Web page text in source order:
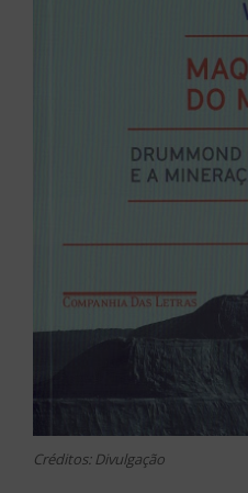
Créditos: Divulgação